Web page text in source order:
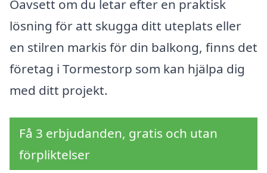
Oavsett om du letar efter en praktisk
lösning för att skugga ditt uteplats eller
en stilren markis för din balkong, finns det
företag i Tormestorp som kan hjälpa dig
med ditt projekt.
Få 3 erbjudanden, gratis och utan
förpliktelser